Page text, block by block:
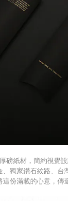
磅紙材，簡約視覺
、獨家鑽石紋路、台
份滿載的心意，傳